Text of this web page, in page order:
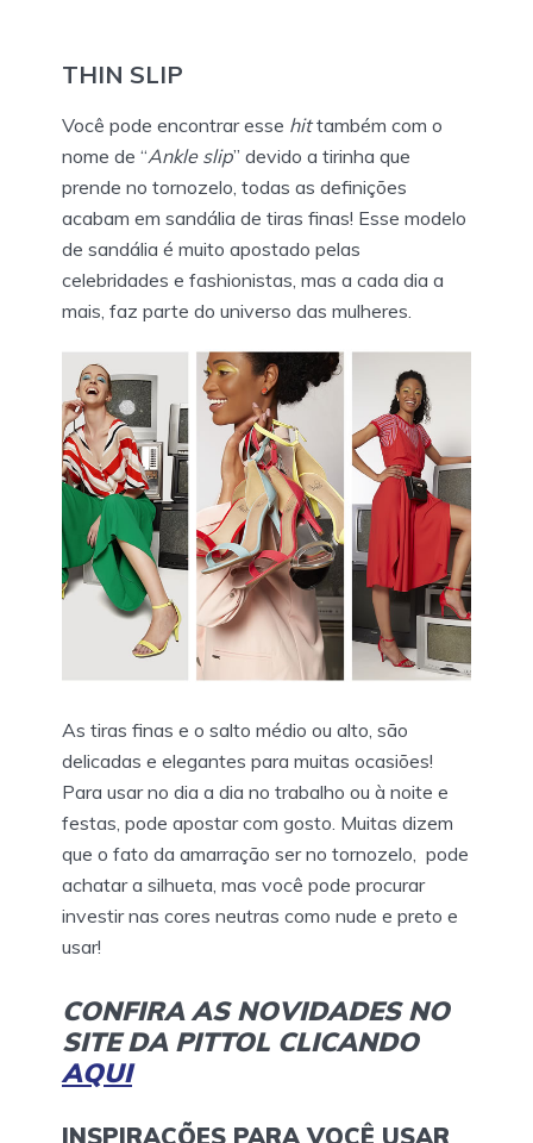
THIN SLIP
Você pode encontrar esse hittambém com o
nome de “Ankle slip” devido a tirinha que
prende no tornozelo, todas as definições
acabam em sandália de tiras finas! Esse modelo
de sandália é muito apostado pelas
celebridades e fashionistas, mas a cada dia a
mais, faz parte do universo das mulheres.
As tiras finas e o salto médio ou alto, são
delicadas e elegantes para muitas ocasiões!
Para usar no dia a dia no trabalho ou à noite e
festas, pode apostar com gosto. Muitas dizem
que o fato da amarração ser no tornozelo, pode
achatar a silhueta, mas você pode procurar
investir nas cores neutras como nude e preto e
usar!
CONFIRA AS NOVIDADES NO
SITE DA PITTOL CLICANDO
AQUI
INSPIRAÇÕES PARA VOCÊ USAR